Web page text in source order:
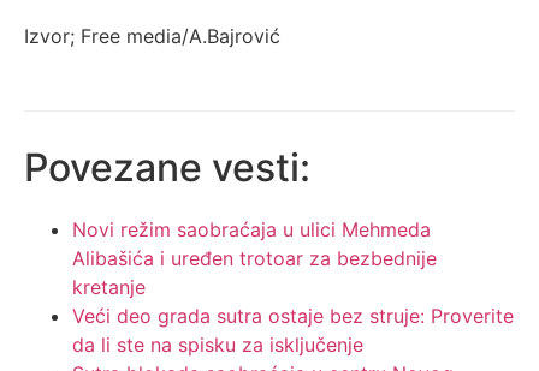
Izvor; Free media/A.Bajrović
Povezane vesti:
Novi režim saobraćaja u ulici Mehmeda
Alibašića i uređen trotoar za bezbednije
kretanje
Veći deo grada sutra ostaje bez struje: Proverite
da li ste na spisku za isključenje